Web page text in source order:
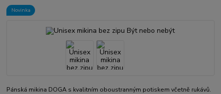
Novinka
Pánská mikina DOGA s kvalitním oboustranným potiskem včetně rukávů.